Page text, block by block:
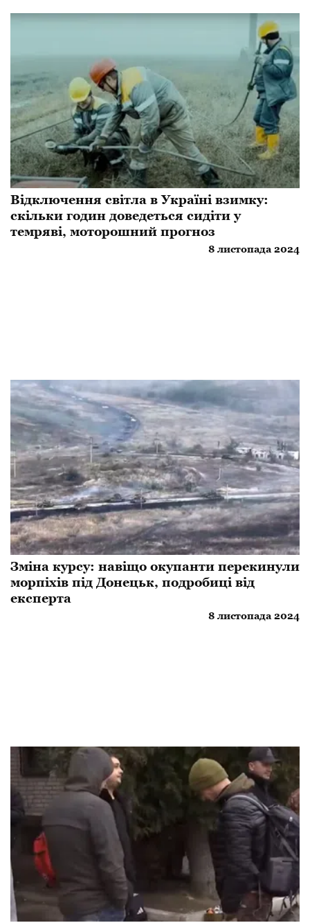
Відключення світла в Україні взимку:
скільки годин доведеться сидіти у
темряві, моторошний прогноз
8 листопада 2024
Зміна курсу: навіщо окупанти перекинули
морпіхів під Донецьк, подробиці від
експерта
8 листопада 2024